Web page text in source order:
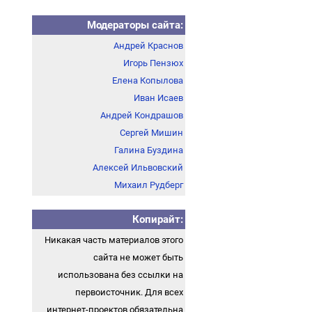
Модераторы сайта:
Андрей Краснов
Игорь Пензюх
Елена Копылова
Иван Исаев
Андрей Кондрашов
Сергей Мишин
Галина Буздина
Алексей Ильвовский
Михаил Рудберг
Копирайт:
Никакая часть материалов этого
сайта не может быть
использована без ссылки на
первоисточник. Для всех
интернет-проектов обязательна